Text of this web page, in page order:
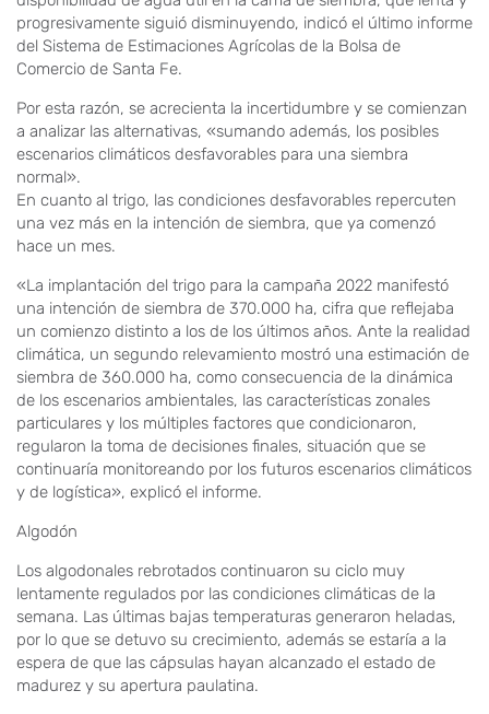
progresivamente siguió disminuyendo, indicó el último informe
del Sistema de Estimaciones Agrícolas de la Bolsa de
Comercio de Santa Fe.
Por esta razón, se acrecienta la incertidumbre y se comienzan
a analizar las alternativas, «sumando además, los posibles
escenarios climáticos desfavorables para una siembra
normal».
En cuanto al trigo, las condiciones desfavorables repercuten
una vez más en la intención de siembra, que ya comenzó
hace un mes.
«La implantación del trigo para la campaña 2022 manifestó
una intención de siembra de 370.000 ha, cifra que reflejaba
un comienzo distinto a los de los últimos años. Ante la realidad
climática, un segundo relevamiento mostró una estimación de
siembra de 360.000 ha, como consecuencia de la dinámica
de los escenarios ambientales, las características zonales
particulares y los múltiples factores que condicionaron,
regularon la toma de decisiones finales, situación que se
continuaría monitoreando por los futuros escenarios climáticos
y de logística», explicó el informe.
Algodón
Los algodonales rebrotados continuaron su ciclo muy
lentamente regulados por las condiciones climáticas de la
semana. Las últimas bajas temperaturas generaron heladas,
por lo que se detuvo su crecimiento, además se estaría a la
espera de que las cápsulas hayan alcanzado el estado de
madurez y su apertura paulatina.